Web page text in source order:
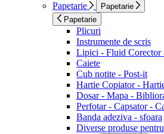
Papetarie
Papetarie
Papetarie
Plicuri
Instrumente de scris
Lipici - Fluid Corector
Caiete
Cub notite - Post-it
Hartie Copiator -
Dosar - Mapa -
Perfotar - Capsator -
Banda adeziva - sfoara
Diverse produse